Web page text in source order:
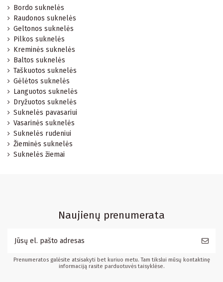
Bordo suknelės
Raudonos suknelės
Geltonos suknelės
Pilkos suknelės
Kreminės suknelės
Baltos suknelės
Taškuotos suknelės
Gėlėtos suknelės
Languotos suknelės
Dryžuotos suknelės
Suknelės pavasariui
Vasarinės suknelės
Suknelės rudeniui
Žieminės suknelės
Suknelės žiemai
Naujienų prenumerata
Prenumeratos galėsite atsisakyti bet kuriuo metu. Tam tikslui mūsų kontaktinę
informaciją rasite parduotuvės taisyklėse.